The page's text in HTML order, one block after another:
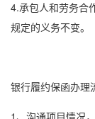
4.承包人和劳务合
规定的义务不变。
银行履约保函办理
1、沟通项目情况